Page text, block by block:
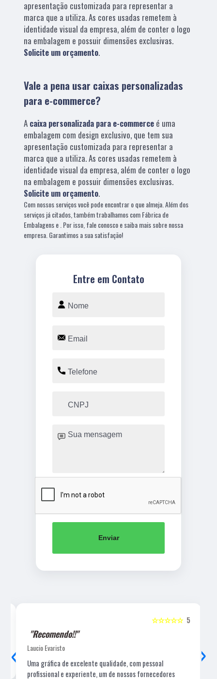
apresentação customizada para representar a
marca que a utiliza. As cores usadas remetem à
identidade visual da empresa, além de conter o logo
na embalagem e possuir dimensões exclusivas.
Solicite um orçamento.
Vale a pena usar caixas personalizadas
para e-commerce?
A caixa personalizada para e-commerce é uma
embalagem com design exclusivo, que tem sua
apresentação customizada para representar a
marca que a utiliza. As cores usadas remetem à
identidade visual da empresa, além de conter o logo
na embalagem e possuir dimensões exclusivas.
Solicite um orçamento.
Com nossos serviços você pode encontrar o que almeja. Além dos
serviços já citados, também trabalhamos com Fábrica de
Embalagens e . Por isso, fale conosco e saiba mais sobre nossa
empresa. Garantimos a sua satisfação!
Entre em Contato
Enviar
5
☆☆☆☆☆
"Recomendo!!"
Laucio Evaristo
Uma gráfica de excelente qualidade, com pessoal
profissional e experiente, um de nossos fornecedores
‹ ›